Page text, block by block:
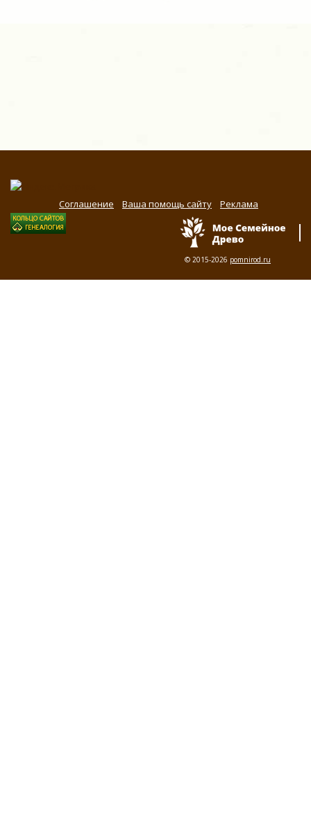
Соглашение Ваша помощь сайту Реклама
© 2015-2026 pomnirod.ru